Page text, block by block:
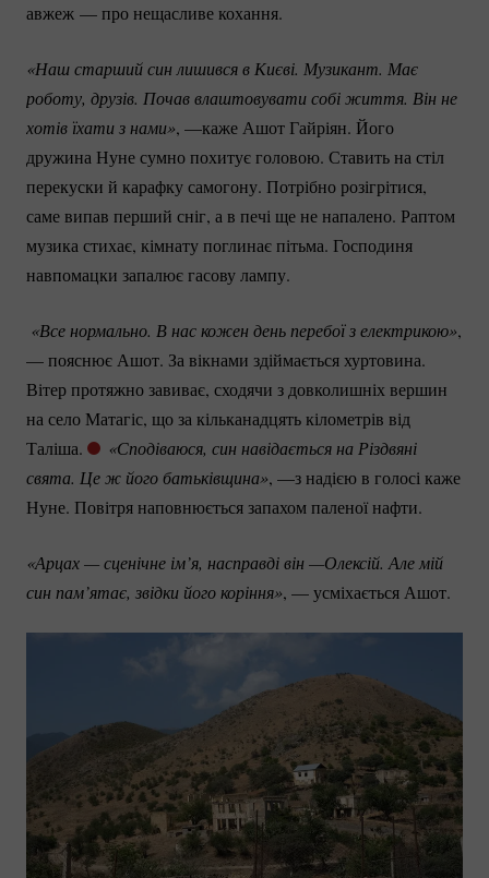
авжеж — про нещасливе кохання.
«Наш старший син лишився в Києві. Музикант. Має
роботу, друзів. Почав влаштовувати собі життя. Він не
хотів їхати з нами», —каже Ашот Гайріян. Його
дружина Нуне сумно похитує головою. Ставить на стіл
перекуски й карафку самогону. Потрібно розігрітися,
саме випав перший сніг, а в печі ще не напалено. Раптом
музика стихає, кімнату поглинає пітьма. Господиня
навпомацки запалює гасову лампу.
«Все нормально. В нас кожен день перебої з електрикою»,
— пояснює Ашот. За вікнами здіймається хуртовина.
Вітер протяжно завиває, сходячи з довколишніх вершин
на село Матагіс, що за кільканадцять кілометрів від
Таліша.
«Сподіваюся, син навідається на Різдвяні
свята. Це ж його батьківщина», —з надією в голосі каже
Нуне. Повітря наповнюється запахом паленої нафти.
«Арцах — сценічне ім’я, насправді він —Олексій. Але мій
син пам’ятає, звідки його коріння», — усміхається Ашот.